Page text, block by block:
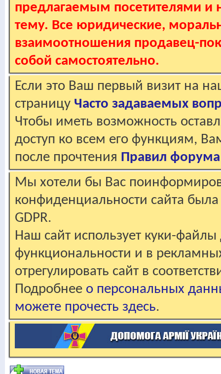
предлагаемым посетителями и
тему. Все юридические,
взаимоотношения продавец-
собой самостоятельно.
Если это Ваш первый визит на
страницу Часто задаваемых
Чтобы иметь возможность
доступ ко всем его функциям,
после прочтения Правил форума
Мы хотели бы Вас
конфиденциальности сайта
GDPR.
Наш сайт использует куки-файлы
функциональности и в
отрегулировать сайт в
Подробнее о персональных
можете прочесть здесь.